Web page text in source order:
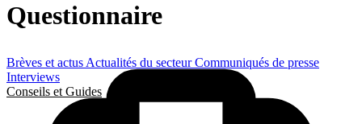
Brèves et actus Actualités du secteurCommuniqués de presse
Interviews
Conseils et Guides
Questionnaire